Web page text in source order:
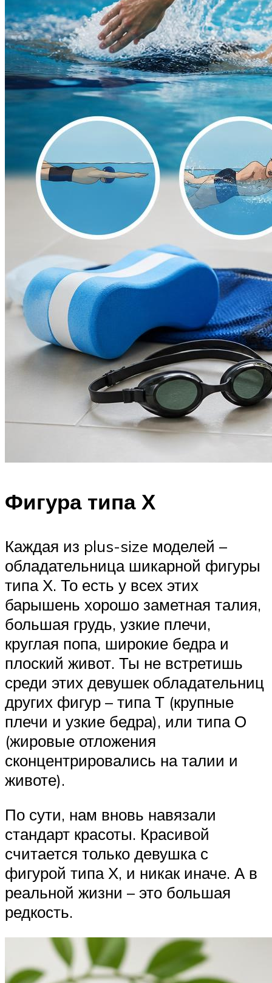
Фигура типа Х
Каждая из plus-size моделей –
обладательница шикарной фигуры
типа Х. То есть у всех этих
барышень хорошо заметная талия,
большая грудь, узкие плечи,
круглая попа, широкие бедра и
плоский живот. Ты не встретишь
среди этих девушек обладательниц
других фигур – типа Т (крупные
плечи и узкие бедра), или типа О
(жировые отложения
сконцентрировались на талии и
животе).
По сути, нам вновь навязали
стандарт красоты. Красивой
считается только девушка с
фигурой типа Х, и никак иначе. А в
реальной жизни – это большая
редкость.